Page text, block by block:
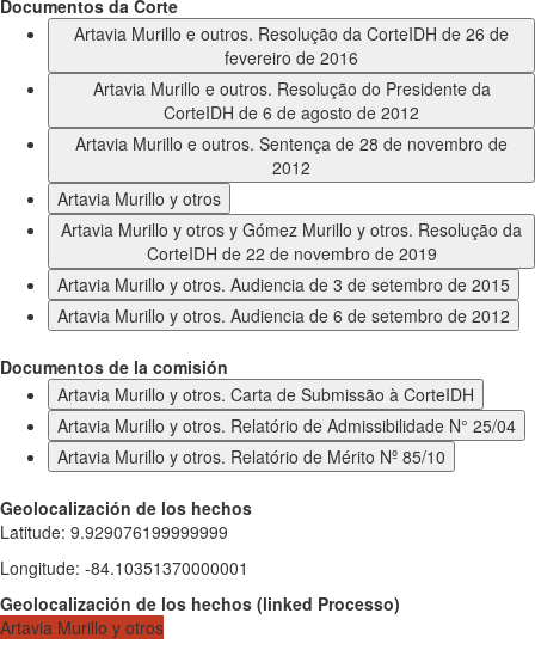
Documentos da Corte
Artavia Murillo e outros. Resolução da CorteIDH de 26 de
fevereiro de 2016
Artavia Murillo e outros. Resolução do Presidente da
CorteIDH de 6 de agosto de 2012
Artavia Murillo e outros. Sentença de 28 de novembro de
2012
Artavia Murillo y otros
Artavia Murillo y otros y Gómez Murillo y otros. Resolução da
CorteIDH de 22 de novembro de 2019
Artavia Murillo y otros. Audiencia de 3 de setembro de 2015
Artavia Murillo y otros. Audiencia de 6 de setembro de 2012
Documentos de la comisión
Artavia Murillo y otros. Carta de Submissão à CorteIDH
Artavia Murillo y otros. Relatório de Admissibilidade N° 25/04
Artavia Murillo y otros. Relatório de Mérito Nº 85/10
Geolocalización de los hechos
Latitude: 9.929076199999999
Longitude: -84.10351370000001
Geolocalización de los hechos (linked Processo)
Artavia Murillo y otros